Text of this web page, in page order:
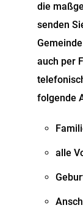
die
senden
auch per
folgende
alle